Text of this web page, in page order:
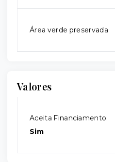
Área verde preservada
Valores
Aceita Financiamento:
Sim